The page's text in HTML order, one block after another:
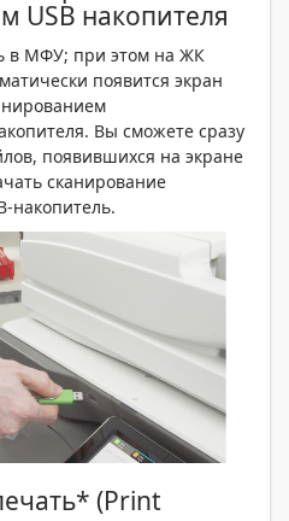
USB накопителя
в МФУ; при этом на ЖК
появится экран
Вы сможете сразу
появившихся на экране
сканирование
накопитель.
(Print